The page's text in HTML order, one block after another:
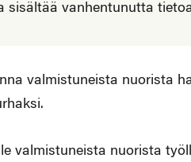
sisältää vanhentunutta
valmistuneista nuorista
valmistuneista nuorista